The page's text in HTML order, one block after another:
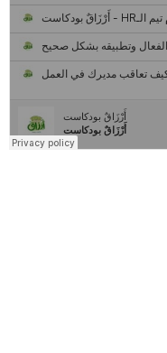
القروي الريادي في الثقافة